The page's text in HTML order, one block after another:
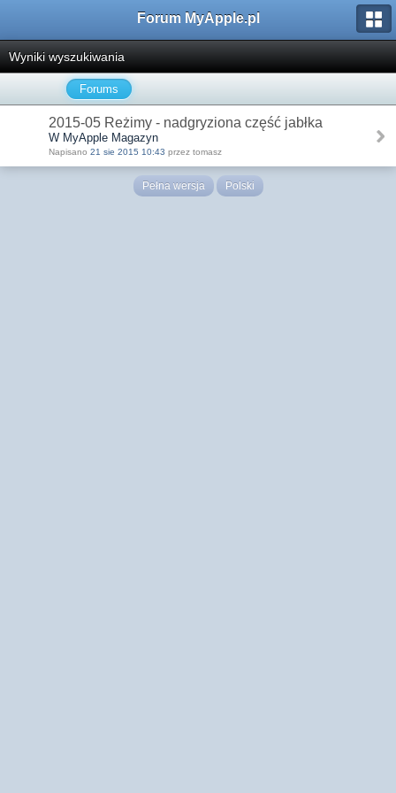
Forum MyApple.pl
Wyniki wyszukiwania
Forums
2015-05 Reżimy - nadgryziona część jabłka
W MyApple Magazyn
Napisano 21 sie 2015 10:43 przez tomasz
Pełna wersja Polski